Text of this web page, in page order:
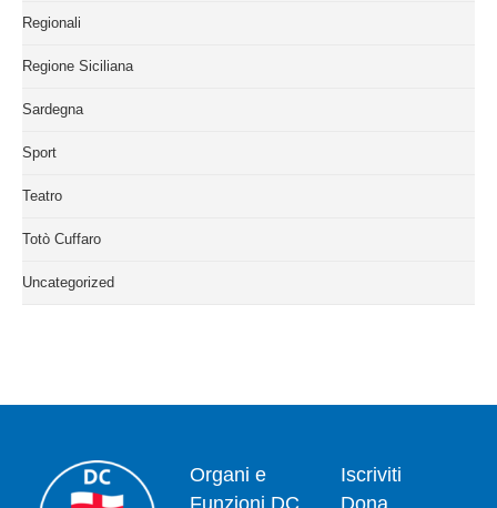
Regionali
Regione Siciliana
Sardegna
Sport
Teatro
Totò Cuffaro
Uncategorized
Organi e
Funzioni DC
Iscriviti
Dona